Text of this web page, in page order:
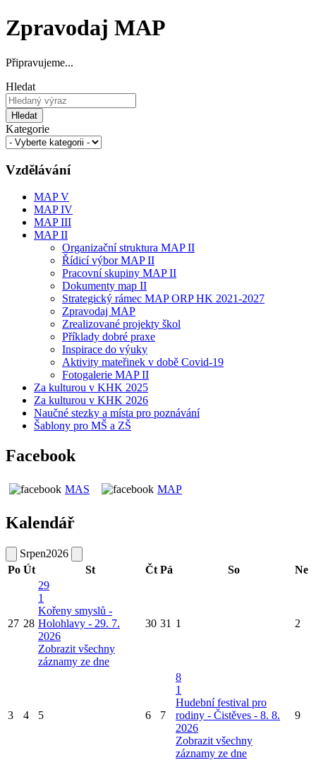
Zpravodaj MAP
Připravujeme...
Hledat
Hledat
Kategorie
Vzdělávání
MAP V
MAP IV
MAP III
MAP II
Organizační struktura MAP II
Řídicí výbor MAP II
Pracovní skupiny MAP II
Dokumenty map II
Strategický rámec MAP ORP HK 2021-2027
Zpravodaj MAP
Zrealizované projekty škol
Příklady dobré praxe
Inspirace do výuky
Aktivity mateřinek v době Covid-19
Fotogalerie MAP II
Za kulturou v KHK 2025
Za kulturou v KHK 2026
Naučné stezky a místa pro poznávání
Šablony pro MŠ a ZŠ
Facebook
MAS MAP
Kalendář
Srpen2026
Po Út St Čt Pá So Ne
27 28
29
1
Kořeny smyslů -
Holohlavy - 29. 7.
2026
Zobrazit všechny
záznamy ze dne
30 31 1 2
3 4 5 6 7
8
1
Hudební festival pro
rodiny - Čistěves - 8. 8.
2026
Zobrazit všechny
záznamy ze dne
9